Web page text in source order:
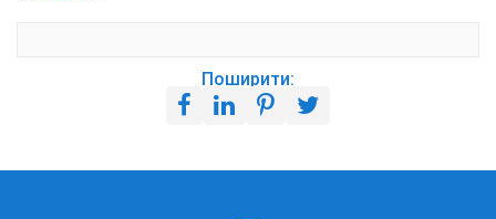
Поширити: